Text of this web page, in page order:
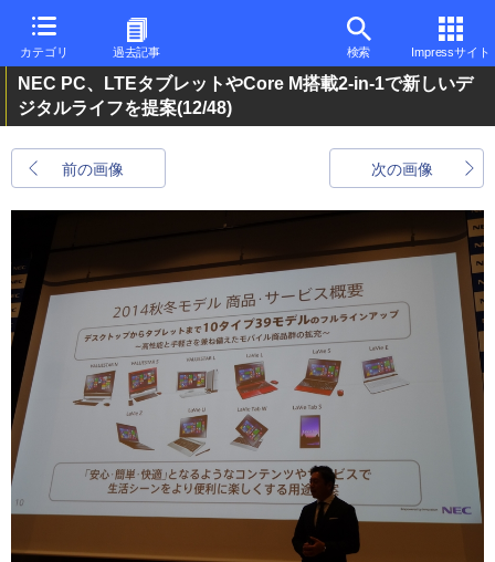
カテゴリ 過去記事 検索 Impressサイト
NEC PC、LTEタブレットやCore M搭載2-in-1で新しいデ
ジタルライフを提案(12/48)
前の画像 次の画像